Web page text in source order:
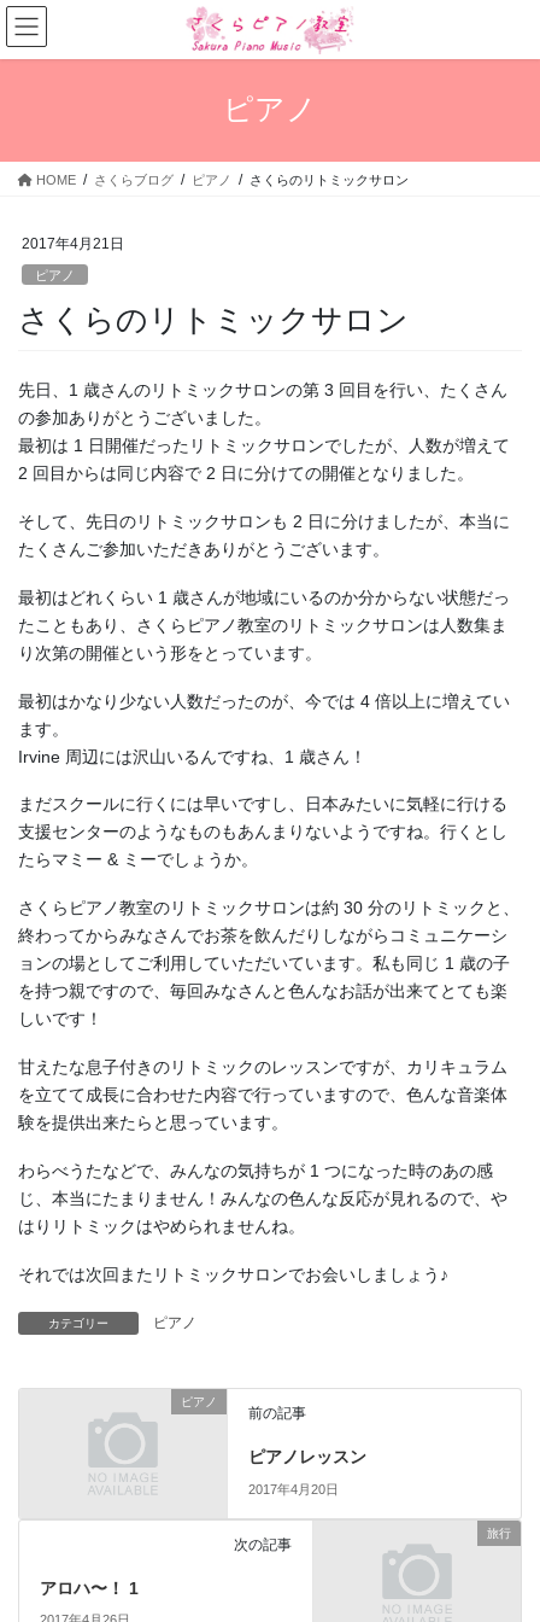
コ
ン
テ
ス
ナ
ビ
ゲ
ン
ピアノ
HOME さくらブログ ピアノ さくらのリトミックサロン
2017年4月21日
ピアノ
さくらのリトミックサロン
先日、1 歳さんのリトミックサロンの第 3 回目を行い、たくさん
の参加ありがとうございました。
最初は 1 日開催だったリトミックサロンでしたが、人数が増えて
2 回目からは同じ内容で 2 日に分けての開催となりました。
そして、先日のリトミックサロンも 2 日に分けましたが、本当に
たくさんご参加いただきありがとうございます。
最初はどれくらい 1 歳さんが地域にいるのか分からない状態だっ
たこともあり、さくらピアノ教室のリトミックサロンは人数集ま
り次第の開催という形をとっています。
最初はかなり少ない人数だったのが、今では 4 倍以上に増えてい
ます。
Irvine 周辺には沢山いるんですね、1 歳さん！
まだスクールに行くには早いですし、日本みたいに気軽に行ける
支援センターのようなものもあんまりないようですね。行くとし
たらマミー & ミーでしょうか。
さくらピアノ教室のリトミックサロンは約 30 分のリトミックと、
終わってからみなさんでお茶を飲んだりしながらコミュニケーシ
ョンの場としてご利用していただいています。私も同じ 1 歳の子
を持つ親ですので、毎回みなさんと色んなお話が出来てとても楽
しいです！
甘えたな息子付きのリトミックのレッスンですが、カリキュラム
を立てて成長に合わせた内容で行っていますので、色んな音楽体
験を提供出来たらと思っています。
わらべうたなどで、みんなの気持ちが 1 つになった時のあの感
じ、本当にたまりません！みんなの色んな反応が見れるので、や
はりリトミックはやめられませんね。
それでは次回またリトミックサロンでお会いしましょう♪
カテゴリー ピアノ
ピアノ
前の記事
ピアノレッスン
2017年4月20日
旅行
次の記事
アロハ〜！ 1